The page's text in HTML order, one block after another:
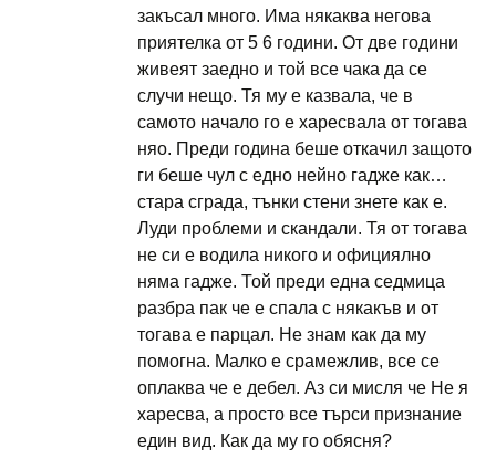
закъсал много. Има някаква негова
приятелка от 5 6 години. От две години
живеят заедно и той все чака да се
случи нещо. Тя му е казвала, че в
самото начало го е харесвала от тогава
няо. Преди година беше откачил защото
ги беше чул с едно нейно гадже как…
стара сграда, тънки стени знете как е.
Луди проблеми и скандали. Тя от тогава
не си е водила никого и официялно
няма гадже. Той преди една седмица
разбра пак че е спала с някакъв и от
тогава е парцал. Не знам как да му
помогна. Малко е срамежлив, все се
оплаква че е дебел. Аз си мисля че Не я
харесва, а просто все търси признание
един вид. Как да му го обясня?